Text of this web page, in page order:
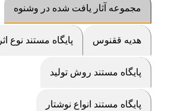
مجموعه آثار یافت شده در وشنوه
هديه ققنوس پايگاه مستند نوع اثر
پايگاه مستند روش توليد
پايگاه مستند انواع نوشتار